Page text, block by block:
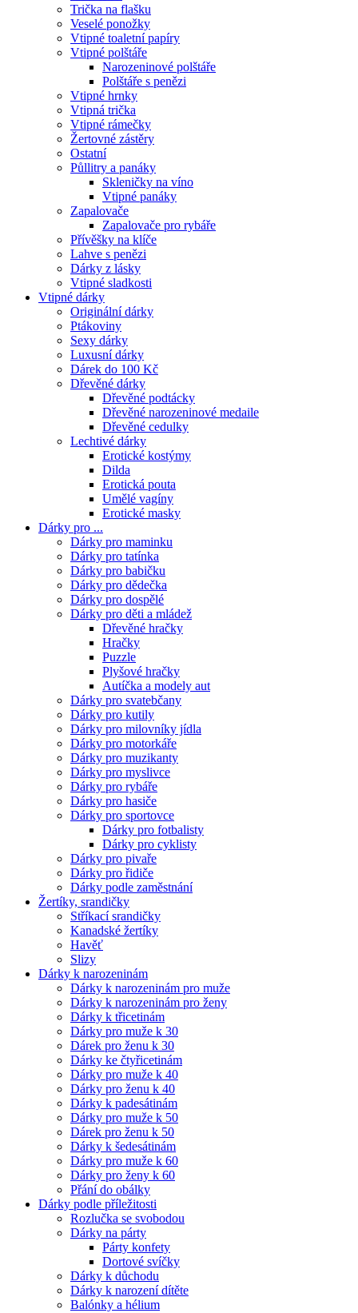
Trička na flašku
Veselé ponožky
Vtipné toaletní papíry
Vtipné polštáře
Narozeninové polštáře
Polštáře s penězi
Vtipné hrnky
Vtipná trička
Vtipné rámečky
Žertovné zástěry
Ostatní
Půllitry a panáky
Skleničky na víno
Vtipné panáky
Zapalovače
Zapalovače pro rybáře
Přívěšky na klíče
Lahve s penězi
Dárky z lásky
Vtipné sladkosti
Vtipné dárky
Originální dárky
Ptákoviny
Sexy dárky
Luxusní dárky
Dárek do 100 Kč
Dřevěné dárky
Dřevěné podtácky
Dřevěné narozeninové medaile
Dřevěné cedulky
Lechtivé dárky
Erotické kostýmy
Dilda
Erotická pouta
Umělé vagíny
Erotické masky
Dárky pro ...
Dárky pro maminku
Dárky pro tatínka
Dárky pro babičku
Dárky pro dědečka
Dárky pro dospělé
Dárky pro děti a mládež
Dřevěné hračky
Hračky
Puzzle
Plyšové hračky
Autíčka a modely aut
Dárky pro svatebčany
Dárky pro kutily
Dárky pro milovníky jídla
Dárky pro motorkáře
Dárky pro muzikanty
Dárky pro myslivce
Dárky pro rybáře
Dárky pro hasiče
Dárky pro sportovce
Dárky pro fotbalisty
Dárky pro cyklisty
Dárky pro pivaře
Dárky pro řidiče
Dárky podle zaměstnání
Žertíky, srandičky
Stříkací srandičky
Kanadské žertíky
Havěť
Slizy
Dárky k narozeninám
Dárky k narozeninám pro muže
Dárky k narozeninám pro ženy
Dárky k třicetinám
Dárky pro muže k 30
Dárek pro ženu k 30
Dárky ke čtyřicetinám
Dárky pro muže k 40
Dárky pro ženu k 40
Dárky k padesátinám
Dárky pro muže k 50
Dárek pro ženu k 50
Dárky k šedesátinám
Dárky pro muže k 60
Dárky pro ženy k 60
Přání do obálky
Dárky podle příležitosti
Rozlučka se svobodou
Dárky na párty
Párty konfety
Dortové svíčky
Dárky k důchodu
Dárky k narození dítěte
Balónky a hélium